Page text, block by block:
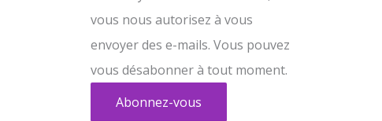
vous nous autorisez à vous
envoyer des e-mails. Vous pouvez
vous désabonner à tout moment.
Abonnez-vous